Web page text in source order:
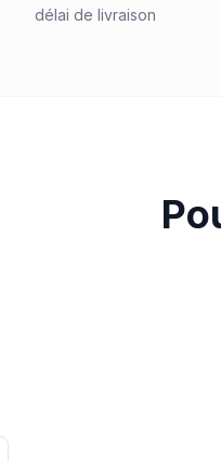
délai de livraison